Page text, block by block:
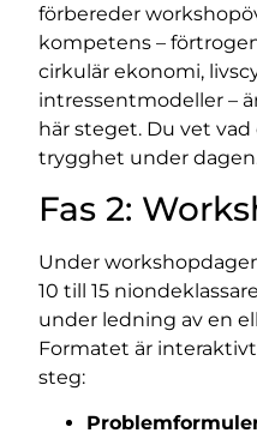
förbereder
kompetens –
cirkulär ekonomi,
intressentmodeller –
här steget. Du vet
trygghet under
Fas 2:
Under
10 till 15
under ledning av en
Formatet är
steg: